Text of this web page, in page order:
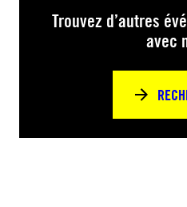
Trouvez d’autres
avec